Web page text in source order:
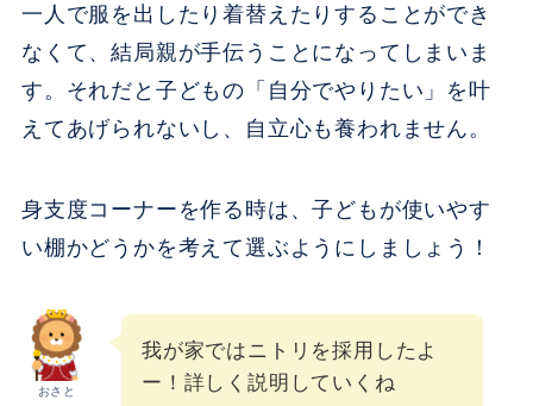
一人で服を出したり着替えたりすることができ
なくて、結局親が手伝うことになってしまいま
す。それだと子どもの「自分でやりたい」を叶
えてあげられないし、自立心も養われません。
身支度コーナーを作る時は、子どもが使いやす
い棚かどうかを考えて選ぶようにしましょう！
おさと
我が家ではニトリを採用したよ
ー！詳しく説明していくね